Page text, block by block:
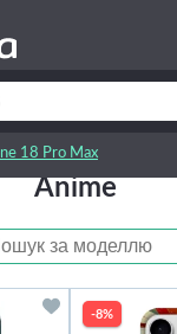
18 Pro Max
Anime
-8%